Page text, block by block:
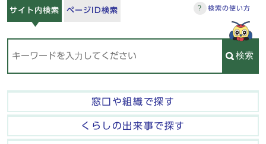
サイト内検索 ページID検索 検索の使い方
検索
窓口や組織で探す
くらしの出来事で探す